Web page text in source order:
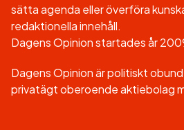
sätta agenda eller överföra
redaktionella innehåll.
Dagens Opinion startades år
Dagens Opinion är politiskt
privatägt oberoende aktiebolag